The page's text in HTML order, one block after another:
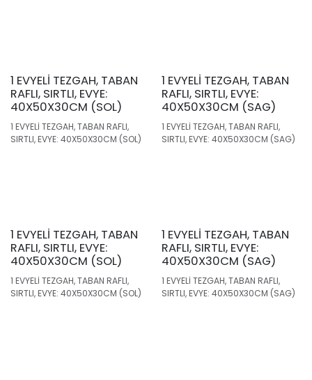
1 EVYELİ TEZGAH, TABAN
RAFLI, SIRTLI, EVYE:
40X50X30CM (SOL)
1 EVYELİ TEZGAH, TABAN RAFLI,
SIRTLI, EVYE: 40X50X30CM (SOL)
1 EVYELİ TEZGAH, TABAN
RAFLI, SIRTLI, EVYE:
40X50X30CM (SAG)
1 EVYELİ TEZGAH, TABAN RAFLI,
SIRTLI, EVYE: 40X50X30CM (SAG)
1 EVYELİ TEZGAH, TABAN
RAFLI, SIRTLI, EVYE:
40X50X30CM (SOL)
1 EVYELİ TEZGAH, TABAN RAFLI,
SIRTLI, EVYE: 40X50X30CM (SOL)
1 EVYELİ TEZGAH, TABAN
RAFLI, SIRTLI, EVYE:
40X50X30CM (SAG)
1 EVYELİ TEZGAH, TABAN RAFLI,
SIRTLI, EVYE: 40X50X30CM (SAG)